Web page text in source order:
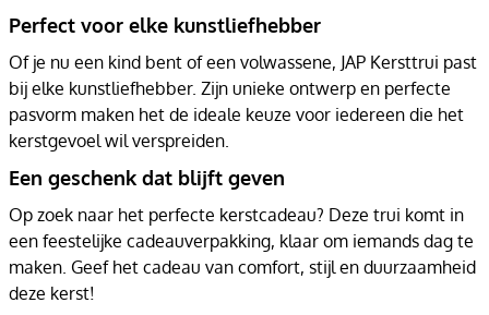
Perfect voor elke kunstliefhebber
Of je nu een kind bent of een volwassene, JAP Kersttrui past
bij elke kunstliefhebber. Zijn unieke ontwerp en perfecte
pasvorm maken het de ideale keuze voor iedereen die het
kerstgevoel wil verspreiden.
Een geschenk dat blijft geven
Op zoek naar het perfecte kerstcadeau? Deze trui komt in
een feestelijke cadeauverpakking, klaar om iemands dag te
maken. Geef het cadeau van comfort, stijl en duurzaamheid
deze kerst!